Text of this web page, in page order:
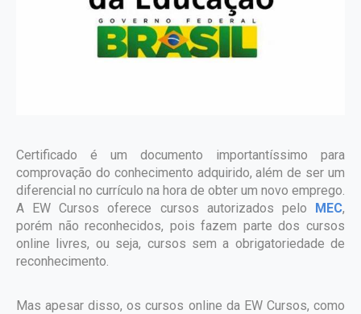
Certificado é um documento importantíssimo para
comprovação do conhecimento adquirido, além de ser um
diferencial no currículo na hora de obter um novo emprego.
A EW Cursos oferece cursos autorizados pelo MEC,
porém não reconhecidos, pois fazem parte dos cursos
online livres, ou seja, cursos sem a obrigatoriedade de
reconhecimento.
Mas apesar disso, os cursos online da EW Cursos, como